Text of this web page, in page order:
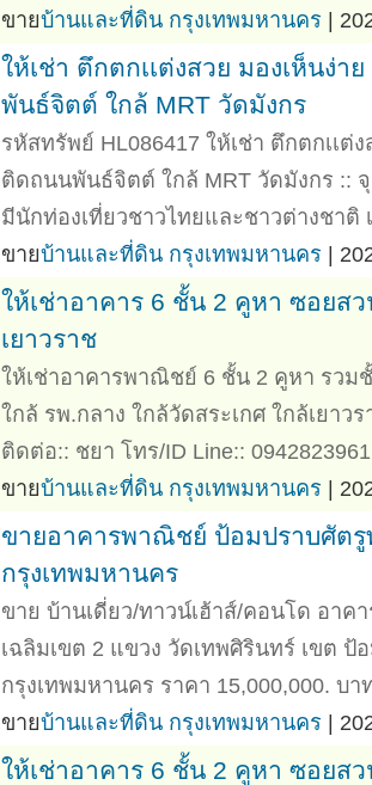
ขายบ้านและที่ดิน กรุงเทพมหานคร |
ให้เช่า ตึกตกเเต่งสวย มองเห็นง่
พันธ์จิตต์ ใกล้ MRT วัดมังกร
รหัสทรัพย์ HL086417 ให้เช่า ตึกตกเเ
ติดถนนพันธ์จิตต์ ใกล้ MRT วัดมังกร ::
มีนักท่องเที่ยวชาวไทยและชาวต่างชาติ
ขายบ้านและที่ดิน กรุงเทพมหานคร |
ให้เช่าอาคาร 6 ชั้น 2 คูหา ซอยส
เยาวราช
ให้เช่าอาคารพาณิชย์ 6 ชั้น 2 คูหา รว
ใกล้ รพ.กลาง ใกล้วัดสระเกศ ใกล้เยาว
ติดต่อ:: ชยา โทร/ID Line::
ขายบ้านและที่ดิน กรุงเทพมหานคร |
ขายอาคารพาณิชย์ ป้อมปราบศัตรู
กรุงเทพมหานคร
ขาย บ้านเดี่ยว/ทาวน์เฮ้าส์/คอนโด อา
เฉลิมเขต 2 แขวง วัดเทพศิรินทร์ เขต ป้
กรุงเทพมหานคร ราคา 15,000,000. บา
ขายบ้านและที่ดิน กรุงเทพมหานคร |
ให้เช่าอาคาร 6 ชั้น 2 คูหา ซอยส